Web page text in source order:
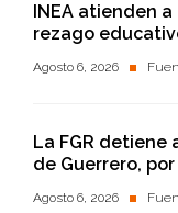
INEA atienden
rezago
Agosto 6, 2026
La FGR detiene
de Guerrero,
Agosto 6, 2026